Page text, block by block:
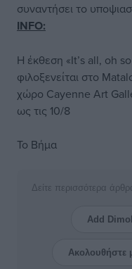
συναντήσει το
INFO:
H έκθεση «It’s all, oh
φιλοξενείται στο
χώρο Cayenne Art
ως τις 10/8
Το Βήμα
Δείτε περισσότερα
Add
Ακολουθήστε